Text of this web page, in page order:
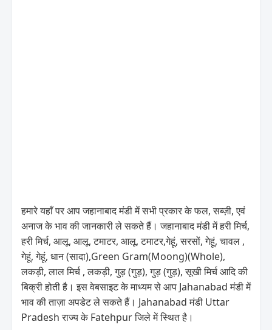
हमारे यहाँ पर आप जहानाबाद मंडी में सभी प्रकार के फल, सब्ज़ी, एवं
अनाज के भाव की जानकारी ले सकते हैं। जहानाबाद मंडी में हरी मिर्च,
हरी मिर्च, आलू, आलू, टमाटर, आलू, टमाटर,गेहूं, सरसों, गेहूं, चावल ,
गेहूं, गेहूं, धान (सादा),Green Gram(Moong)(Whole),
लकड़ी, लाल मिर्च , लकड़ी, गुड़ (गुड़), गुड़ (गुड़), सूखी मिर्च आदि की
बिक्री होती है। इस वेबसाइट के माध्यम से आप Jahanabad मंडी में
भाव की ताज़ा अपडेट ले सकते हैं। Jahanabad मंडी Uttar
Pradesh राज्य के Fatehpur जिले में स्थित है।